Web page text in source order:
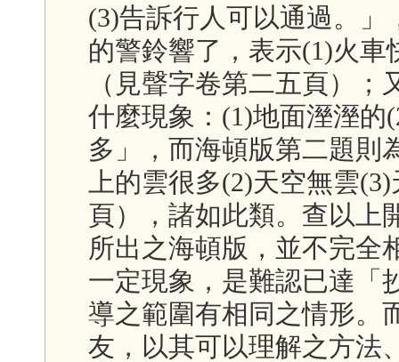
(3)告訴行人可以通過。
的警鈴響了，表示(1)火
（見聲字卷第二五頁）
什麼現象：(1)地面溼溼的
多」，而海頓版第二題則
上的雲很多(2)天空無雲
頁），諸如此類。查以上
所出之海頓版，並不完全
一定現象，是難認已達「
導之範圍有相同之情形。
友，以其可以理解之方法